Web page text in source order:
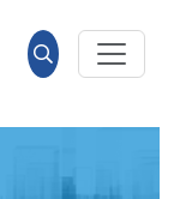
Suche
öffnen